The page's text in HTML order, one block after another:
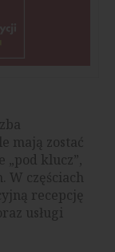
mają zostać
„pod klucz”,
W częściach
recepcję
usługi